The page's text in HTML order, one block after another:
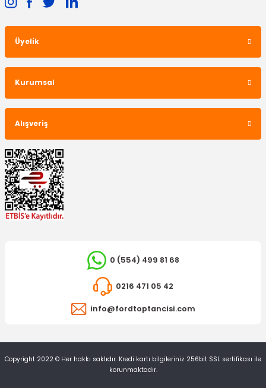
Üyelik
Kurumsal
Alışveriş
0 (554) 499 81 68
0216 471 05 42
info@fordtoptancisi.com
Copyright 2022 © Her hakkı saklıdır. Kredi kartı bilgileriniz 256bit SSL sertifikası ile
korunmaktadır.